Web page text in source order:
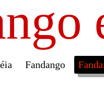
Fandango